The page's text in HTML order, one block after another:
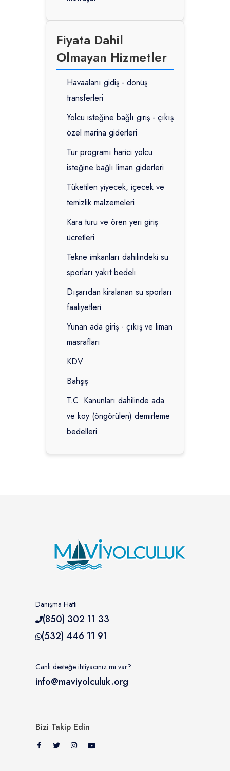
Fiyata Dahil
Olmayan Hizmetler
Havaalanı gidiş - dönüş
transferleri
Yolcu isteğine bağlı giriş - çıkış
özel marina giderleri
Tur programı harici yolcu
isteğine bağlı liman giderleri
Tüketilen yiyecek, içecek ve
temizlik malzemeleri
Kara turu ve ören yeri giriş
ücretleri
Tekne imkanları dahilindeki su
sporları yakıt bedeli
Dışarıdan kiralanan su sporları
faaliyetleri
Yunan ada giriş - çıkış ve liman
masrafları
KDV
Bahşiş
T.C. Kanunları dahilinde ada
ve koy (öngörülen) demirleme
bedelleri
Danışma Hattı
(850) 302 11 33
(532) 446 11 91
Canlı desteğe ihtiyacınız mı var?
info@maviyolculuk.org
Bizi Takip Edin